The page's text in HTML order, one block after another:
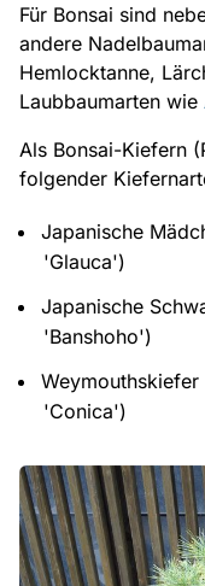
Für Bonsai sind
andere
Hemlocktanne,
Laubbaumarten wie
Als Bonsai-Kiefern
folgender
Japanische
'Glauca')
Japanische
'Banshoho')
'Conica')